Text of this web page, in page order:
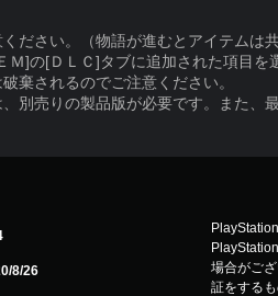
ださい。（物語が進むとアイテムは共
]の[ＤＬＣ]タブに追加された項目を
棄されるのでご注意ください。
別売りの製品版が必要です。また、
8/26
場合がご
証をする